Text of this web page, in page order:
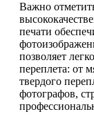
Важно
печати
позволяет
переплета: от
твердого
фотографов,